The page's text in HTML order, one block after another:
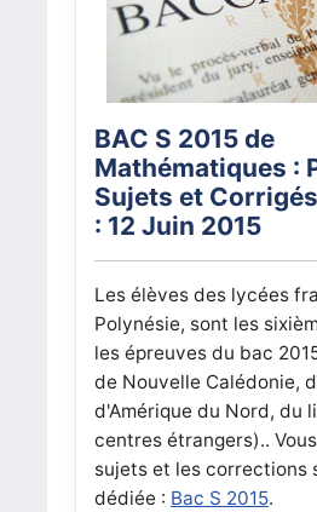
BAC S 2015 de
Mathématiques :
Sujets et
: 12 Juin 2015
Les élèves des lycées
Polynésie, sont les
les épreuves du bac
de Nouvelle Calédonie,
d'Amérique du Nord, du
centres étrangers)..
sujets et les corrections
dédiée : Bac S 2015.